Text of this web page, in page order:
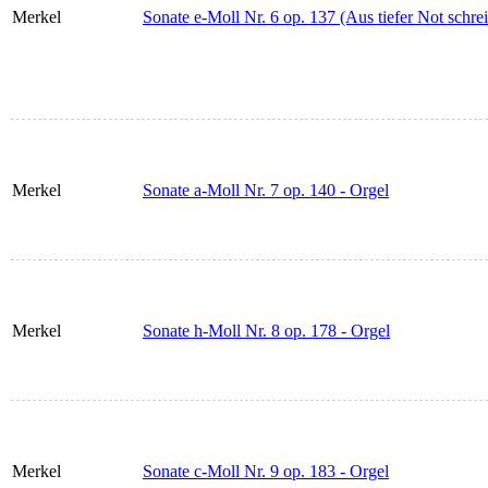
Merkel Sonate e-Moll Nr. 6 op. 137 (Aus tiefer Not
Merkel Sonate a-Moll Nr. 7 op. 140 - Orgel
Merkel Sonate h-Moll Nr. 8 op. 178 - Orgel
Merkel Sonate c-Moll Nr. 9 op. 183 - Orgel